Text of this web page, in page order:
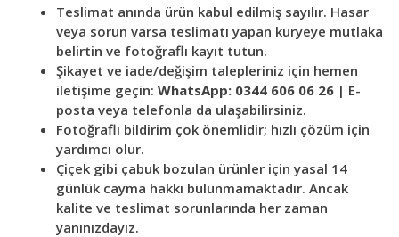
Teslimat anında ürün kabul edilmiş sayılır. Hasar
veya sorun varsa teslimatı yapan kuryeye mutlaka
belirtin ve fotoğraflı kayıt tutun.
Şikayet ve iade/değişim talepleriniz için hemen
iletişime geçin: WhatsApp: 0344 606 06 26 | E-
posta veya telefonla da ulaşabilirsiniz.
Fotoğraflı bildirim çok önemlidir; hızlı çözüm için
yardımcı olur.
Çiçek gibi çabuk bozulan ürünler için yasal 14
günlük cayma hakkı bulunmamaktadır. Ancak
kalite ve teslimat sorunlarında her zaman
yanınızdayız.